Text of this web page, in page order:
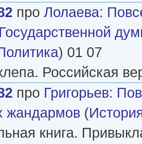
про Лолаева:
) 01 07
Российская
про Григорьев:
жандармов (
книга.